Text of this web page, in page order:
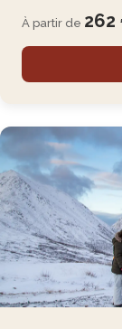
À partir de 262